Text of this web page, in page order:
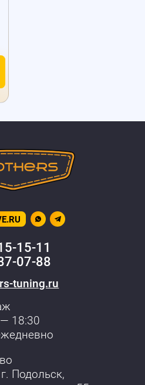
15-11
07-88
tuning.ru
18:30
г. Подольск,